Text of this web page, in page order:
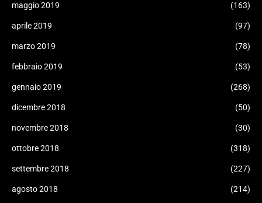
maggio 2019 (163)
aprile 2019 (97)
marzo 2019 (78)
febbraio 2019 (53)
gennaio 2019 (268)
dicembre 2018 (50)
novembre 2018 (30)
ottobre 2018 (318)
settembre 2018 (227)
agosto 2018 (214)